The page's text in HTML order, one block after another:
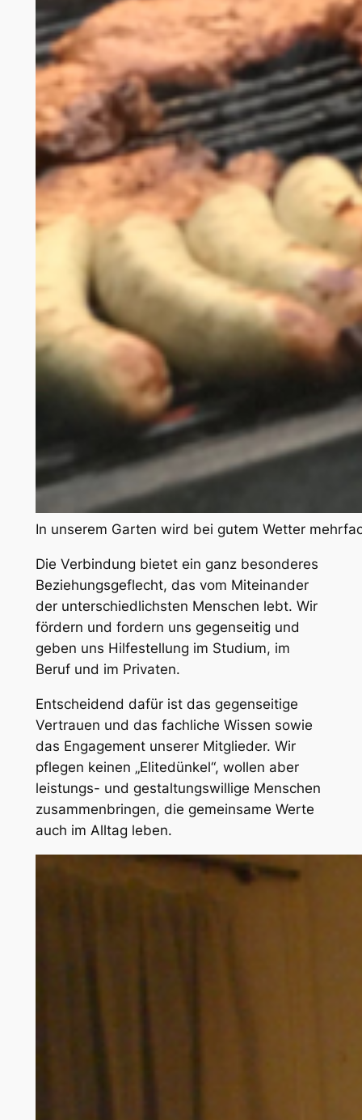
In unserem Garten wird bei gutem Wetter
Die Verbindung bietet ein ganz besonderes
Beziehungsgeflecht, das vom Miteinander
der unterschiedlichsten Menschen lebt. Wir
fördern und fordern uns gegenseitig und
geben uns Hilfestellung im Studium, im
Beruf und im Privaten.
Entscheidend dafür ist das gegenseitige
Vertrauen und das fachliche Wissen sowie
das Engagement unserer Mitglieder. Wir
pflegen keinen „Elitedünkel“, wollen aber
leistungs- und gestaltungswillige Menschen
zusammenbringen, die gemeinsame Werte
auch im Alltag leben.